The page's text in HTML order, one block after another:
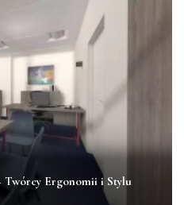
Twórcy Ergonomii i Stylu